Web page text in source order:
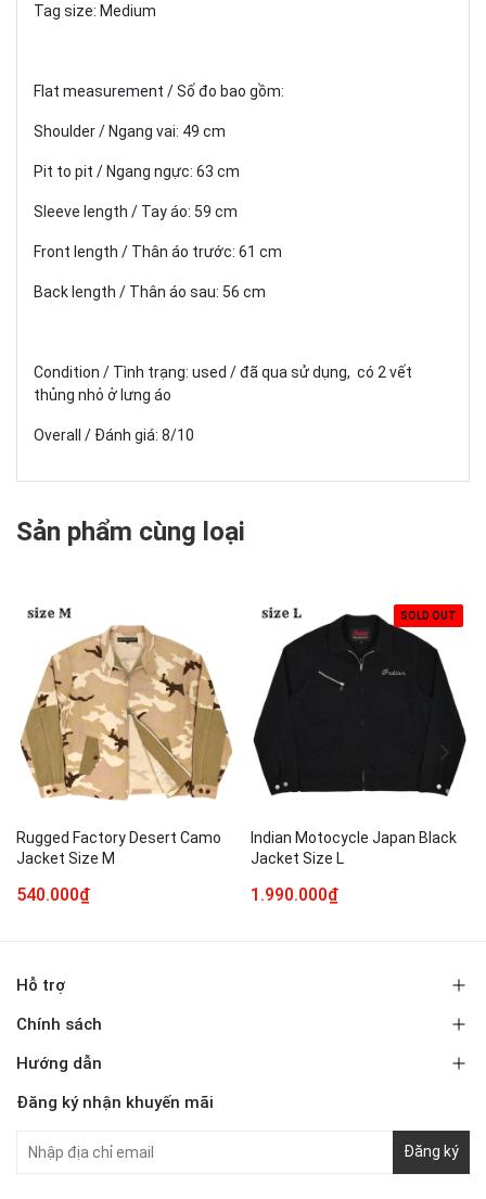
Tag size: Medium
Flat measurement / Số đo bao gồm:
Shoulder / Ngang vai: 49 cm
Pit to pit / Ngang ngực: 63 cm
Sleeve length / Tay áo: 59 cm
Front length / Thân áo trước: 61 cm
Back length / Thân áo sau: 56 cm
Condition / Tình trạng: used / đã qua sử dụng, có 2 vết
thủng nhỏ ở lưng áo
Overall / Đánh giá: 8/10
Sản phẩm cùng loại
Rugged Factory Desert Camo
Jacket Size M
540.000₫
SOLD OUT
Indian Motocycle Japan Black
Jacket Size L
1.990.000₫
Hỗ trợ
Chính sách
Hướng dẫn
Đăng ký nhận khuyến mãi
Đăng ký